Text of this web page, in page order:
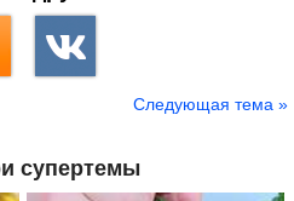
Следующая тема »
супертемы